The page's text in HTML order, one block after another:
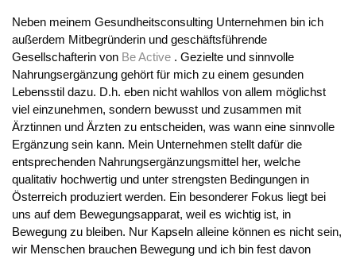
Neben meinem Gesundheitsconsulting Unternehmen bin ich
außerdem Mitbegründerin und geschäftsführende
Gesellschafterin von Be Active . Gezielte und sinnvolle
Nahrungsergänzung gehört für mich zu einem gesunden
Lebensstil dazu. D.h. eben nicht wahllos von allem möglichst
viel einzunehmen, sondern bewusst und zusammen mit
Ärztinnen und Ärzten zu entscheiden, was wann eine sinnvolle
Ergänzung sein kann. Mein Unternehmen stellt dafür die
entsprechenden Nahrungsergänzungsmittel her, welche
qualitativ hochwertig und unter strengsten Bedingungen in
Österreich produziert werden. Ein besonderer Fokus liegt bei
uns auf dem Bewegungsapparat, weil es wichtig ist, in
Bewegung zu bleiben. Nur Kapseln alleine können es nicht sein,
wir Menschen brauchen Bewegung und ich bin fest davon